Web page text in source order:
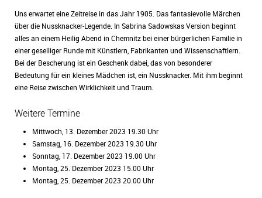
Uns erwartet eine Zeitreise in das Jahr 1905. Das fantasievolle Märchen
über die Nussknacker-Legende. In Sabrina Sadowskas Version beginnt
alles an einem Heilig Abend in Chemnitz bei einer bürgerlichen Familie in
einer geselliger Runde mit Künstlern, Fabrikanten und Wissenschaftlern.
Bei der Bescherung ist ein Geschenk dabei, das von besonderer
Bedeutung für ein kleines Mädchen ist, ein Nussknacker. Mit ihm beginnt
eine Reise zwischen Wirklichkeit und Traum.
Weitere Termine
Mittwoch, 13. Dezember 2023 19.30 Uhr
Samstag, 16. Dezember 2023 19.30 Uhr
Sonntag, 17. Dezember 2023 19.00 Uhr
Montag, 25. Dezember 2023 15.00 Uhr
Montag, 25. Dezember 2023 20.00 Uhr